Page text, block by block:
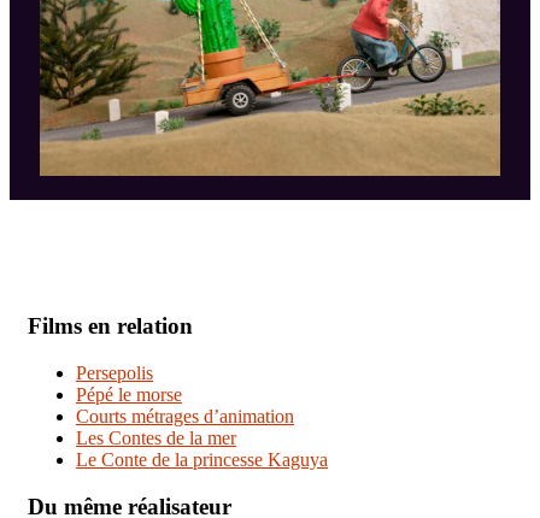
Films en relation
Persepolis
Pépé le morse
Courts métrages d’animation
Les Contes de la mer
Le Conte de la princesse Kaguya
Du même réalisateur